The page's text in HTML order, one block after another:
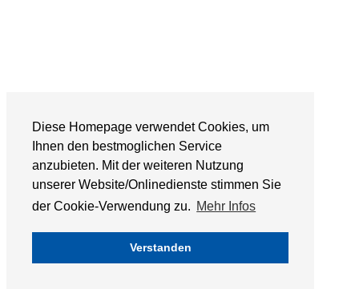
Diese Homepage verwendet Cookies, um
Ihnen den bestmoglichen Service
anzubieten. Mit der weiteren Nutzung
unserer Website/Onlinedienste stimmen Sie
der Cookie-Verwendung zu. Mehr Infos
Verstanden